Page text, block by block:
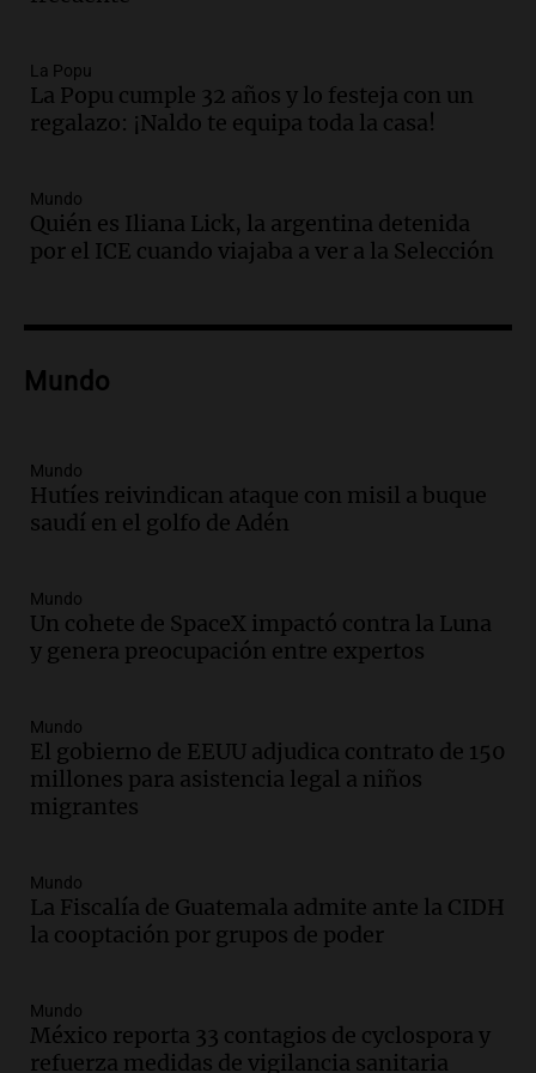
nuevo híbrido enchufable de Chery llega
al mercado argentino
Panorama Federal
Audio.
Mundial de Natación de Invierno con
récords y atletas de 20 países
Audio.Conductor imputado por
jóvenes muertos y un herido grave
Audio.
marcha atrás en la Ley de Tierras:
“Frenamos un saqueo de recursos”
Audio. Ahyre estuvo en el Estudio
Federal Sancor Seguros y adelantó su
Episodios
Audio.Cierre del Paso Internacional
Cristo Redentor por acumulación de
nieve se extiende a 22 días
Audio.Estudiantes de Italia realizan
prácticas docentes en Córdoba para
Episodios
Audio.La Universidad de Milán y su
La Popu
La Popu cumple 32 años y lo festeja con un
regalazo: ¡Naldo te equipa toda la casa!
Mundo
Quién es Iliana Lick, la argentina detenida
por el ICE cuando viajaba a ver a la Selección
Mundo
Mundo
Hutíes reivindican ataque con misil a buque
saudí en el golfo de Adén
Mundo
Un cohete de SpaceX impactó contra la Luna
y genera preocupación entre expertos
Mundo
El gobierno de EEUU adjudica contrato de 150
millones para asistencia legal a niños
migrantes
Mundo
La Fiscalía de Guatemala admite ante la CIDH
la cooptación por grupos de poder
Mundo
México reporta 33 contagios de cyclospora y
refuerza medidas de vigilancia sanitaria